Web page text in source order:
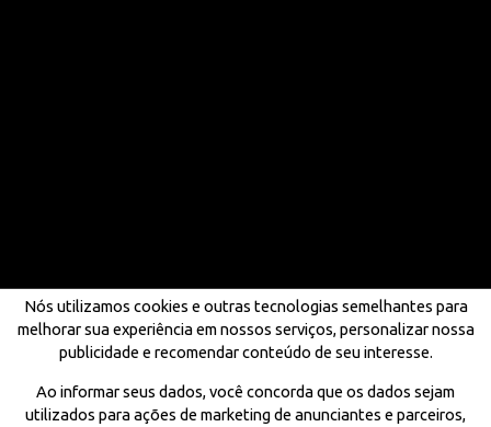
Nós utilizamos cookies e outras tecnologias semelhantes para
melhorar sua experiência em nossos serviços, personalizar nossa
publicidade e recomendar conteúdo de seu interesse.
Ao informar seus dados, você concorda que os dados sejam
utilizados para ações de marketing de anunciantes e parceiros,